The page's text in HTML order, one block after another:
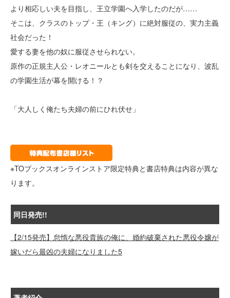
より相応しい夫を目指し、王立学園へ入学したのだが……
そこは、クラスのトップ・王（キング）に絶対服従の、実力主義
社会だった！
愛する妻を他の奴に服従させられない。
原作の正規主人公・レオニールとも剣を交えることになり、波乱
の学園生活が幕を開ける！？
「大人しく俺たち夫婦の前にひれ伏せ」
※TOブックスオンラインストア限定特典と書店特典は内容が異な
ります。
同日発売!!
【2/15発売】怠惰な悪役貴族の俺に、婚約破棄された悪役令嬢が
嫁いだら最凶の夫婦になりました5